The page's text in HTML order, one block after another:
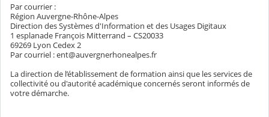
Par courrier :
Région Auvergne-Rhône-Alpes
Direction des Systèmes d'Information et des Usages Digitaux
1 esplanade François Mitterrand – CS20033
69269 Lyon Cedex 2
Par courriel : ent@auvergnerhonealpes.fr
La direction de l’établissement de formation ainsi que les services de
collectivité ou d'autorité académique concernés seront informés de
votre démarche.